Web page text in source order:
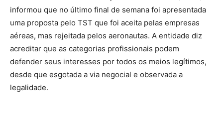
informou que no último final de semana foi apresentada
uma proposta pelo TST que foi aceita pelas empresas
aéreas, mas rejeitada pelos aeronautas. A entidade diz
acreditar que as categorias profissionais podem
defender seus interesses por todos os meios legítimos,
desde que esgotada a via negocial e observada a
legalidade.